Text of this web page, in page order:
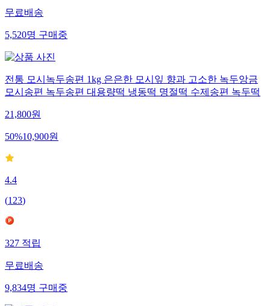
무료배송
5,520명구매중
전통 모시녹두송편 1kg 은은한 모시잎 향과 고소한 녹두앙금
모시송편 녹두송편 대용량떡 냉동떡 명절떡 수제송편 녹두떡
21,800원
50%10,900원
4.4
(123)
327적립
무료배송
9,834명구매중